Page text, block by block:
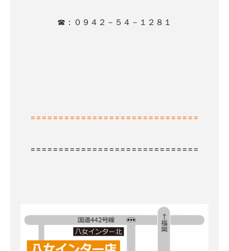
☎：０９４２－５４－１２８１
==============================
==============================